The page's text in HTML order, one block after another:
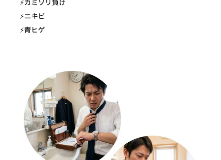
⚡カミソリ負け
⚡ニキビ
⚡青ヒゲ